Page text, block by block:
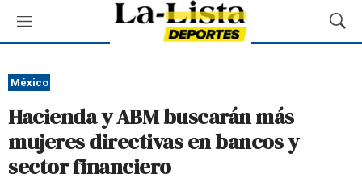
M
e
ú
M
o
México
Hacienda y ABM buscarán más
mujeres directivas en bancos y
sector financiero